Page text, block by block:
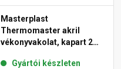
Masterplast
Thermomaster akril
vékonyvakolat, kapart 2
Gyártói készleten